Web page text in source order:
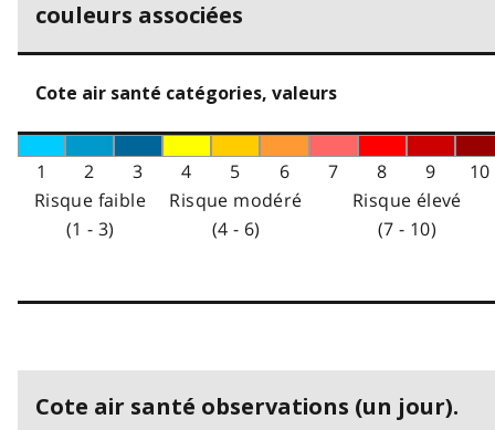
couleurs associées
Cote air santé catégories, valeurs
1 2 3 4 5 6 7 8 9
10
Risque faible
(1 - 3)
Risque modéré
(4 - 6)
Risque élevé
(7 - 10)
Cote air santé observations (un jour).